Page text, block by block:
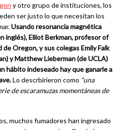
y otro grupo de instituciones, los
ser justo lo que necesitan los
Usando resonancia magnética
inglés),Elliot Berkman, profesor of
Oregon, y sus colegas Emily Falk
y Matthew Lieberman (de UCLA)
hábito indeseado hay que ganarle a
Lo descrbirieron como “una
de escaramuzas momentáneas de
muchos fumadores han ingresado